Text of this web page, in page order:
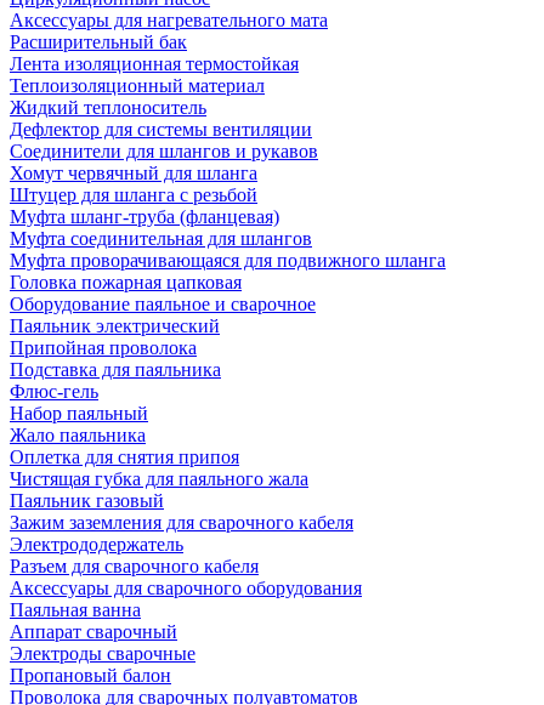
Аксессуары для нагревательного мата
Расширительный бак
Лента изоляционная термостойкая
Теплоизоляционный материал
Жидкий теплоноситель
Дефлектор для системы вентиляции
Соединители для шлангов и рукавов
Хомут червячный для шланга
Штуцер для шланга с резьбой
Муфта шланг-труба (фланцевая)
Муфта соединительная для шлангов
Муфта проворачивающаяся для подвижного шланга
Головка пожарная цапковая
Оборудование паяльное и сварочное
Паяльник электрический
Припойная проволока
Подставка для паяльника
Флюс-гель
Набор паяльный
Жало паяльника
Оплетка для снятия припоя
Чистящая губка для паяльного жала
Паяльник газовый
Зажим заземления для сварочного кабеля
Электрододержатель
Разъем для сварочного кабеля
Аксессуары для сварочного оборудования
Паяльная ванна
Аппарат сварочный
Электроды сварочные
Пропановый балон
Проволока для сварочных полуавтоматов